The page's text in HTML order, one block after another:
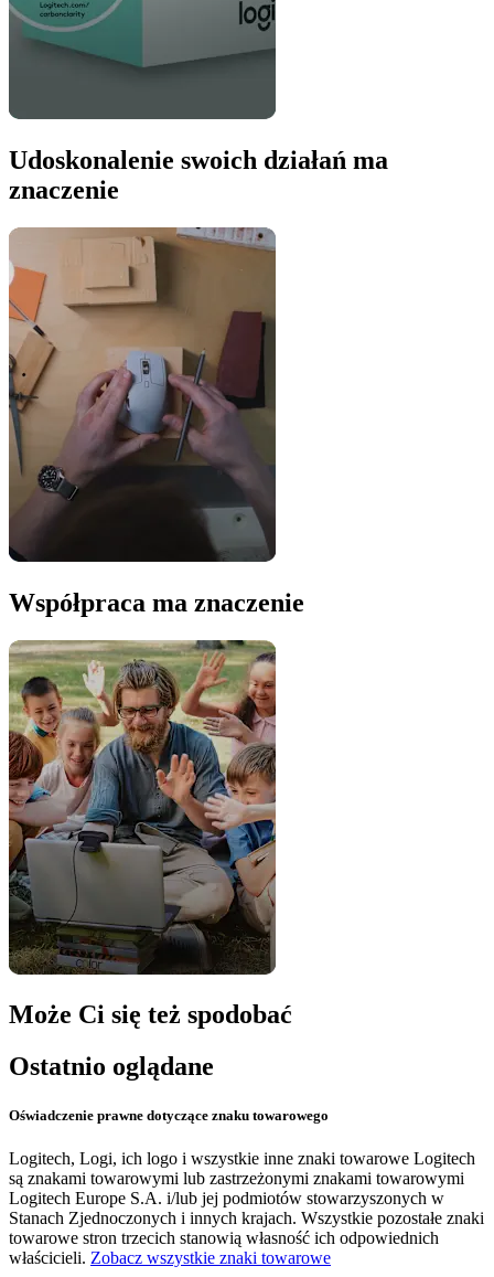
Udoskonalenie swoich działań ma
znaczenie
Współpraca ma znaczenie
Może Ci się też spodobać
Ostatnio oglądane
Oświadczenie prawne dotyczące znaku towarowego
Logitech, Logi, ich logo i wszystkie inne znaki towarowe Logitech
są znakami towarowymi lub zastrzeżonymi znakami towarowymi
Logitech Europe S.A. i/lub jej podmiotów stowarzyszonych w
Stanach Zjednoczonych i innych krajach. Wszystkie pozostałe znaki
towarowe stron trzecich stanowią własność ich odpowiednich
właścicieli. Zobacz wszystkie znaki towarowe